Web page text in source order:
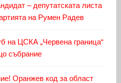
– депутатската листа
на Румен Радев
на ЦСКА „Червена граница“
събрание
Оранжев код за област